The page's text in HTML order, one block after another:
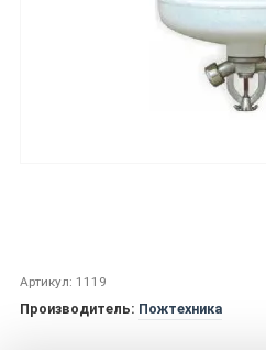
Артикул: 1119
Производитель: Пожтехника